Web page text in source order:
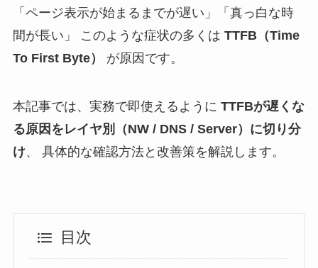
「ページ表示が始まるまでが遅い」「真っ白な時
間が長い」 このような症状の多くは TTFB（Time
To First Byte）
が原因です。
本記事では、実務で即使えるように TTFBが遅くな
る原因をレイヤ別（NW / DNS / Server）に切り分
け、 具体的な確認方法と改善策を解説します。
目次